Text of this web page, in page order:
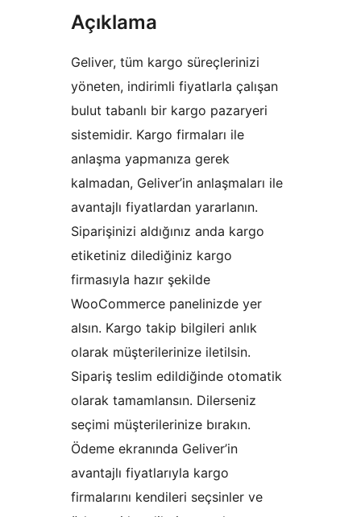
Açıklama
Geliver, tüm kargo süreçlerinizi
yöneten, indirimli fiyatlarla çalışan
bulut tabanlı bir kargo pazaryeri
sistemidir. Kargo firmaları ile
anlaşma yapmanıza gerek
kalmadan, Geliver’in anlaşmaları ile
avantajlı fiyatlardan yararlanın.
Siparişinizi aldığınız anda kargo
etiketiniz dilediğiniz kargo
firmasıyla hazır şekilde
WooCommerce panelinizde yer
alsın. Kargo takip bilgileri anlık
olarak müşterilerinize iletilsin.
Sipariş teslim edildiğinde otomatik
olarak tamamlansın. Dilerseniz
seçimi müşterilerinize bırakın.
Ödeme ekranında Geliver’in
avantajlı fiyatlarıyla kargo
firmalarını kendileri seçsinler ve